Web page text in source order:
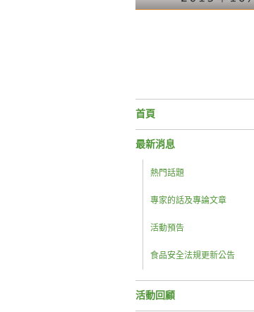
首頁
最新消息
熱門話題
專家的話及專論文章
活動預告
食品安全法規更新公告
活動回顧